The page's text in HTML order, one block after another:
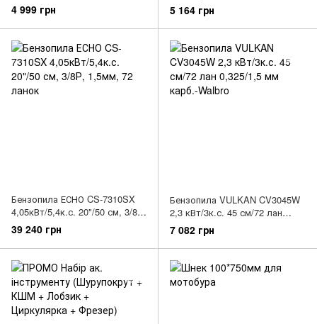
4 999 грн 5 164 грн
Бензопила ЕСНО CS-7310SX
4,05кВт/5,4к.с. 20"/50 см, 3/8Р,
1,5мм, 72 ланок
39 240 грн
Бензопила VULKAN CV3045W
2,3 кВт/3к.с. 45 см/72 лан
0,325/1,5 мм карб.-Walbro
7 082 грн